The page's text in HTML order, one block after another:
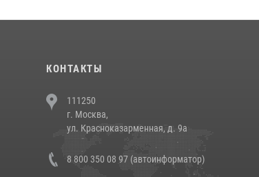
КОНТАКТЫ
111250
г. Москва,
ул. Красноказарменная, д. 9а
8 800 350 08 97 (автоинформатор)